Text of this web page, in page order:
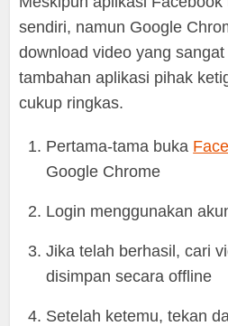
sendiri, namun Google
download video yang
tambahan aplikasi pihak
cukup ringkas.
Pertama-tama buka
Google Chrome
Login menggunakan
Jika telah berhasil, cari
disimpan secara offline
Setelah ketemu, tekan